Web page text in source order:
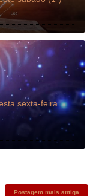
sexta-feira
Postagem mais antiga